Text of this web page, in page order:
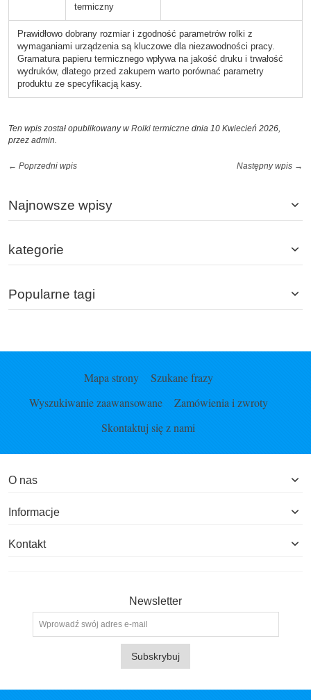
termiczny
Prawidłowo dobrany rozmiar i zgodność parametrów rolki z
wymaganiami urządzenia są kluczowe dla niezawodności pracy.
Gramatura papieru termicznego wpływa na jakość druku i trwałość
wydruków, dlatego przed zakupem warto porównać parametry
produktu ze specyfikacją kasy.
Ten wpis został opublikowany w Rolki termiczne dnia 10 Kwiecień 2026,
przez admin
← Poprzedni wpis Następny wpis →
Najnowsze wpisy
kategorie
Popularne tagi
Mapa strony
Szukane frazy
Wyszukiwanie zaawansowane
Zamówienia i zwroty
Skontaktuj się z nami
O nas
Informacje
Kontakt
Newsletter
Subskrybuj